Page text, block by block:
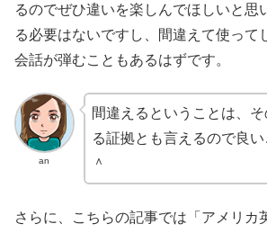
るのでぜひ違いを楽しんでほしいと思
る必要はないですし、間違えて使って
会話が弾むこともあるはずです。
an
間違えるということは、
る証拠とも言えるので良
＾
さらに、こちらの記事では「アメリカ